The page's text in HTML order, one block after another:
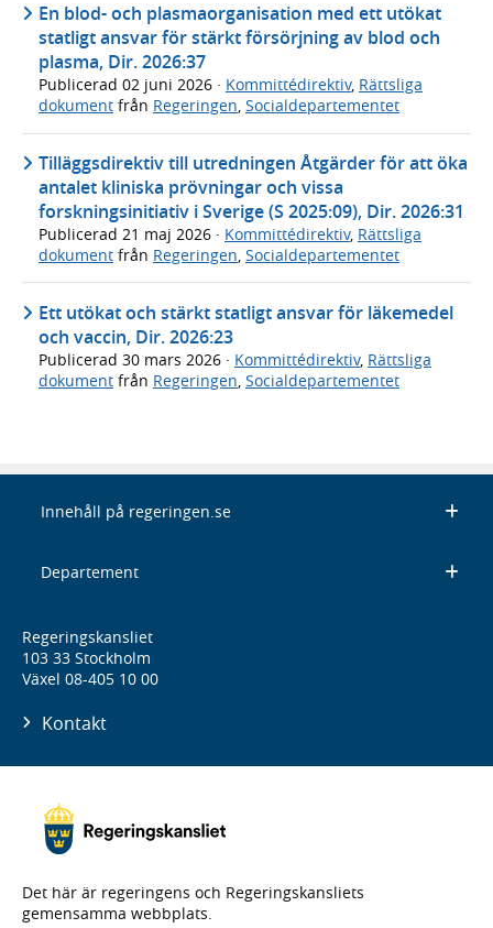
En blod- och plasmaorganisation med ett utökat
statligt ansvar för stärkt försörjning av blod och
plasma, Dir. 2026:37
Publicerad 02 juni 2026 · Kommittédirektiv, Rättsliga
dokument från Regeringen, Socialdepartementet
Tilläggsdirektiv till utredningen Åtgärder för att öka
antalet kliniska prövningar och vissa
forskningsinitiativ i Sverige (S 2025:09), Dir. 2026:31
Publicerad 21 maj 2026 · Kommittédirektiv, Rättsliga
dokument från Regeringen, Socialdepartementet
Ett utökat och stärkt statligt ansvar för läkemedel
och vaccin, Dir. 2026:23
Publicerad 30 mars 2026 · Kommittédirektiv, Rättsliga
dokument från Regeringen Socialdepartementet
Innehåll på regeringen.se
Departement
Regeringskansliet
103 33 Stockholm
Växel 08-405 10 00
Kontakt
Det här är regeringens och Regeringskansliets
gemensamma webbplats.